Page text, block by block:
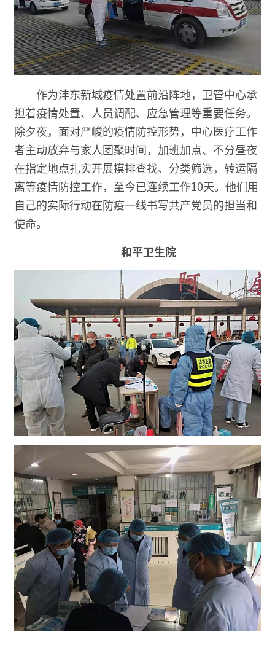
作为沣东新城疫情处置前沿阵地，卫管中心承
担着疫情处置、人员调配、应急管理等重要任务。
除夕夜，面对严峻的疫情防控形势，中心医疗工作
者主动放弃与家人团聚时间，加班加点、不分昼夜
在指定地点扎实开展摸排查找、分类筛选，转运隔
离等疫情防控工作，至今已连续工作10天。他们用
自己的实际行动在防疫一线书写共产党员的担当和
使命。
和平卫生院